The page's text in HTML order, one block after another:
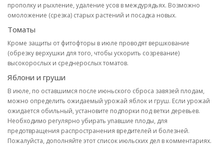
прополку и рыхление, удаление усов в междурядьях. Возможно
омоложение (срезка) старых растений и посадка новых.
Томаты
Кроме защиты от фитофторы в июле проводят вершкование
(обрезку верхушки для того, чтобы ускорить созревание)
высокорослых и среднерослых томатов.
Яблони и груши
В июле, по оставшимся после июньского сброса завязей плодам,
можно определить ожидаемый урожай яблок и груш. Если урожай
ожидается обильный, установите подпорки под ветки деревьев.
Необходимо регулярно убирать упавшие плоды, для
предотвращения распространения вредителей и болезней.
Пожалуйста, дополняйте этот список июльских дел в комментариях.